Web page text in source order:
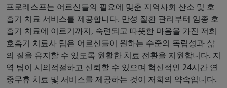
프로레스프는 어르신들의 필요에 맞춘 지역사회 산소 및 호
흡기 치료 서비스를 제공합니다. 만성 질환 관리부터 임종 호
흡기 치료에 이르기까지, 숙련되고 따뜻한 마음을 가진 저희
호흡기 치료사 팀은 어르신들이 원하는 수준의 독립성과 삶
의 질을 유지할 수 있도록 원활한 치료 전환을 지원합니다. 지
역 팀이 시의적절하고 신뢰할 수 있으며 혁신적인 24시간 연
중무휴 치료 및 서비스를 제공하는 것이 저희의 약속입니다.